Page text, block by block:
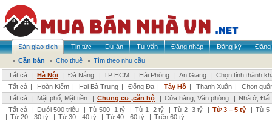
Sàn giao dịch Tin tức Dự án Tư vấn Đăng nhập Đăng ký
Đăng
Cần bán
Cho thuê
Tìm theo nhu cầu
Tất cả
| Hà Nội | Đà Nẵng | TP HCM | Hải Phòng | An Giang | Chọn tỉnh thành
Tất cả | Hoàn Kiếm | Hai Bà Trưng | Đống Đa | Tây Hồ | Thanh Xuân |
Chọn
Tất cả
| Mặt phố, Mặt tiền | Chung cư ,căn hộ | Cửa hàng, Văn phòng | Nhà ở,
Tất cả
| Dưới 500 triệu | Từ 500 -1 tỷ | Từ 1 -2 tỷ | Từ 2 -3 tỷ | Từ 3 – 5 tỷ | Từ 5
| Từ 20 - 30 tỷ | Từ 30 - 40 tỷ | Từ 40 - 60 tỷ | Trên 60 tỷ